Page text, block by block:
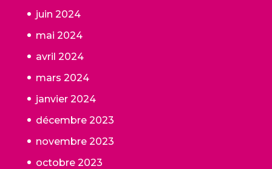
juin 2024
mai 2024
avril 2024
mars 2024
janvier 2024
décembre 2023
novembre 2023
octobre 2023